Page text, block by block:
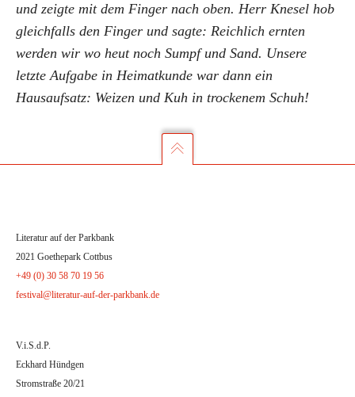
und zeigte mit dem Finger nach oben. Herr Knesel hob
gleichfalls den Finger und sagte: Reichlich ernten
werden wir wo heut noch Sumpf und Sand. Unsere
letzte Aufgabe in Heimatkunde war dann ein
Hausaufsatz: Weizen und Kuh in trockenem Schuh!
Literatur auf der Parkbank
2021 Goethepark Cottbus
+49 (0) 30 58 70 19 56
festival@literatur-auf-der-parkbank.de
V.i.S.d.P.
Eckhard Hündgen
Stromstraße 20/21